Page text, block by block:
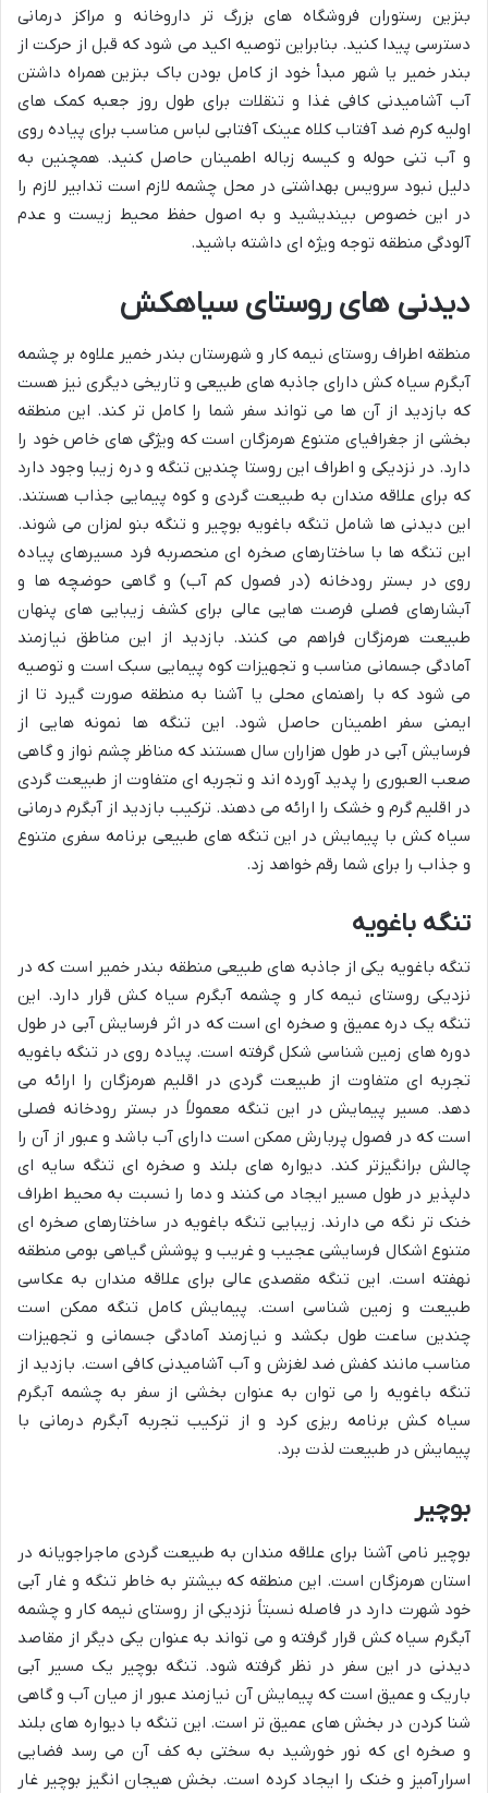
بنزین رستوران فروشگاه های بزرگ تر داروخانه و مراکز درمانی
دسترسی پیدا کنید. بنابراین توصیه اکید می شود که قبل از حرکت از
بندر خمیر یا شهر مبدأ خود از کامل بودن باک بنزین همراه داشتن
آب آشامیدنی کافی غذا و تنقلات برای طول روز جعبه کمک های
اولیه کرم ضد آفتاب کلاه عینک آفتابی لباس مناسب برای پیاده روی
و آب تنی حوله و کیسه زباله اطمینان حاصل کنید. همچنین به
دلیل نبود سرویس بهداشتی در محل چشمه لازم است تدابیر لازم را
در این خصوص بیندیشید و به اصول حفظ محیط زیست و عدم
آلودگی منطقه توجه ویژه ای داشته باشید.
دیدنی های روستای سیاهکش
منطقه اطراف روستای نیمه کار و شهرستان بندر خمیر علاوه بر چشمه
آبگرم سیاه کش دارای جاذبه های طبیعی و تاریخی دیگری نیز هست
که بازدید از آن ها می تواند سفر شما را کامل تر کند. این منطقه
بخشی از جغرافیای متنوع هرمزگان است که ویژگی های خاص خود را
دارد. در نزدیکی و اطراف این روستا چندین تنگه و دره زیبا وجود دارد
که برای علاقه مندان به طبیعت گردی و کوه پیمایی جذاب هستند.
این دیدنی ها شامل تنگه باغویه بوچیر و تنگه بنو لمزان می شوند.
این تنگه ها با ساختارهای صخره ای منحصربه فرد مسیرهای پیاده
روی در بستر رودخانه (در فصول کم آب) و گاهی حوضچه ها و
آبشارهای فصلی فرصت هایی عالی برای کشف زیبایی های پنهان
طبیعت هرمزگان فراهم می کنند. بازدید از این مناطق نیازمند
آمادگی جسمانی مناسب و تجهیزات کوه پیمایی سبک است و توصیه
می شود که با راهنمای محلی یا آشنا به منطقه صورت گیرد تا از
ایمنی سفر اطمینان حاصل شود. این تنگه ها نمونه هایی از
فرسایش آبی در طول هزاران سال هستند که مناظر چشم نواز و گاهی
صعب العبوری را پدید آورده اند و تجربه ای متفاوت از طبیعت گردی
در اقلیم گرم و خشک را ارائه می دهند. ترکیب بازدید از آبگرم درمانی
سیاه کش با پیمایش در این تنگه های طبیعی برنامه سفری متنوع
و جذاب را برای شما رقم خواهد زد.
تنگه باغویه
تنگه باغویه یکی از جاذبه های طبیعی منطقه بندر خمیر است که در
نزدیکی روستای نیمه کار و چشمه آبگرم سیاه کش قرار دارد. این
تنگه یک دره عمیق و صخره ای است که در اثر فرسایش آبی در طول
دوره های زمین شناسی شکل گرفته است. پیاده روی در تنگه باغویه
تجربه ای متفاوت از طبیعت گردی در اقلیم هرمزگان را ارائه می
دهد. مسیر پیمایش در این تنگه معمولاً در بستر رودخانه فصلی
است که در فصول پربارش ممکن است دارای آب باشد و عبور از آن را
چالش برانگیزتر کند. دیواره های بلند و صخره ای تنگه سایه ای
دلپذیر در طول مسیر ایجاد می کنند و دما را نسبت به محیط اطراف
خنک تر نگه می دارند. زیبایی تنگه باغویه در ساختارهای صخره ای
متنوع اشکال فرسایشی عجیب و غریب و پوشش گیاهی بومی منطقه
نهفته است. این تنگه مقصدی عالی برای علاقه مندان به عکاسی
طبیعت و زمین شناسی است. پیمایش کامل تنگه ممکن است
چندین ساعت طول بکشد و نیازمند آمادگی جسمانی و تجهیزات
مناسب مانند کفش ضد لغزش و آب آشامیدنی کافی است. بازدید از
تنگه باغویه را می توان به عنوان بخشی از سفر به چشمه آبگرم
سیاه کش برنامه ریزی کرد و از ترکیب تجربه آبگرم درمانی با
پیمایش در طبیعت لذت برد.
بوچیر
بوچیر نامی آشنا برای علاقه مندان به طبیعت گردی ماجراجویانه در
استان هرمزگان است. این منطقه که بیشتر به خاطر تنگه و غار آبی
خود شهرت دارد در فاصله نسبتاً نزدیکی از روستای نیمه کار و چشمه
آبگرم سیاه کش قرار گرفته و می تواند به عنوان یکی دیگر از مقاصد
دیدنی در این سفر در نظر گرفته شود. تنگه بوچیر یک مسیر آبی
باریک و عمیق است که پیمایش آن نیازمند عبور از میان آب و گاهی
شنا کردن در بخش های عمیق تر است. این تنگه با دیواره های بلند
و صخره ای که نور خورشید به سختی به کف آن می رسد فضایی
اسرارآمیز و خنک را ایجاد کرده است. بخش هیجان انگیز بوچیر غار